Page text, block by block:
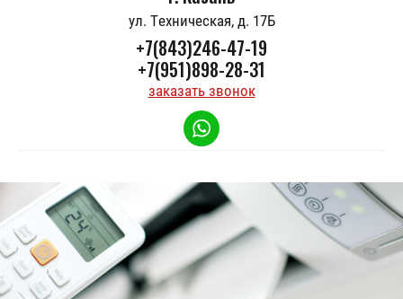
ул. Техническая, д. 17Б
+7(843)246-47-19
+7(951)898-28-31
заказать звонок